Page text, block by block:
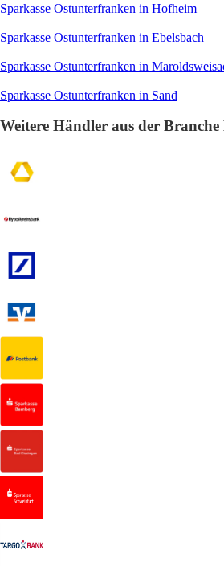
Sparkasse Ostunterfranken in Hofheim
Sparkasse Ostunterfranken in Ebelsbach
Sparkasse Ostunterfranken in
Sparkasse Ostunterfranken in Sand
Weitere Händler aus der